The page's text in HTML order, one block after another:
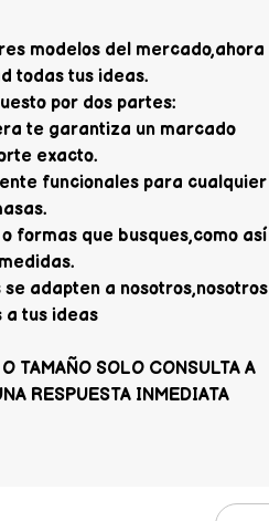
modelos del mercado,ahora
todas tus ideas.
por dos partes:
te garantiza un marcado
exacto.
funcionales para cualquier
formas que busques,como así
adapten a nosotros,nosotros
a tus ideas
TAMAÑO SOLO CONSULTA A
RESPUESTA INMEDIATA